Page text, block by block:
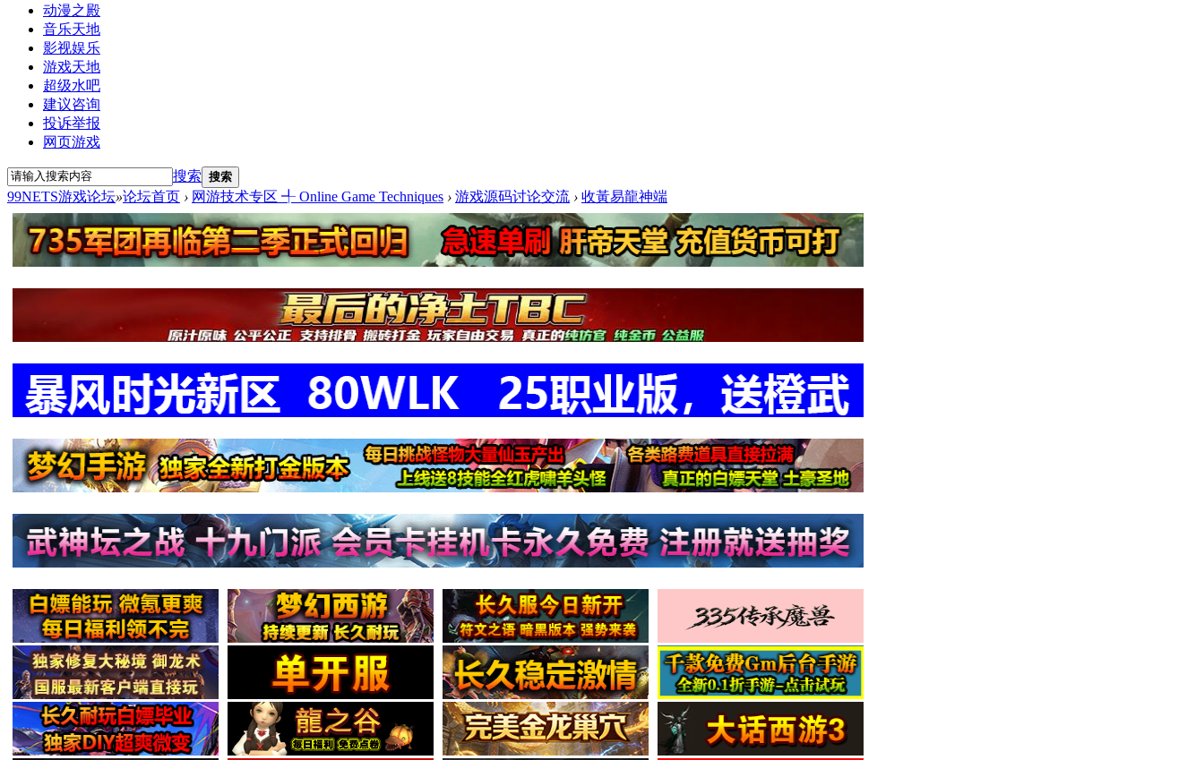
动漫之殿
音乐天地
影视娱乐
游戏天地
超级水吧
建议咨询
投诉举报
网页游戏
搜索 搜索
99NETS游戏论坛»论坛首页 › 网游技术专区 ╃ Online Game Techniques › 游戏源码讨论交流 › 收黃易龍神端